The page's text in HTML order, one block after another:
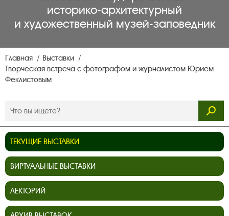
историко‑архитектурный
и художественный музей‑заповедник
Главная
Выставки
Творческая встреча с фотографом и журналистом Юрием
Феклистовым
ТЕКУЩИЕ ВЫСТАВКИ
ВИРТУАЛЬНЫЕ ВЫСТАВКИ
ЛЕКТОРИЙ